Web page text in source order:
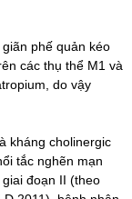
phế quản kéo
các thụ thể M1 và
do vậy
kháng cholinergic
tắc nghẽn mạn
đoạn II (theo